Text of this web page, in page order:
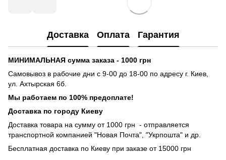
Доставка Оплата Гарантия
МИНИМАЛЬНАЯ сумма заказа - 1000 грн
Самовывоз в рабочие дни с 9-00 до 18-00 по адресу г. Киев,
ул. Ахтырская 6б.
Мы работаем по 100% предоплате!
Доставка по городу Киеву
Доставка товара на сумму от 1000 грн - отправляется
транспортной компанией "Новая Почта", "Укрпошта" и др.
Бесплатная доставка по Киеву при заказе от 15000 грн